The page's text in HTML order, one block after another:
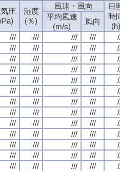
圧
湿度
(％)
風速・風向
日
時
(h)
平均風速
(m/s)
風向
/// /// /// ///
/// /// /// ///
/// /// /// ///
/// /// /// ///
/// /// /// ///
/// /// /// ///
/// /// /// ///
/// /// /// ///
/// /// /// ///
/// /// /// ///
/// /// /// ///
/// /// /// ///
/// /// /// ///